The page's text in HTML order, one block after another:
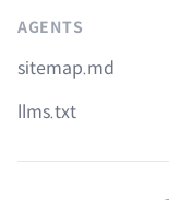
AGENTS
sitemap.md
llms.txt